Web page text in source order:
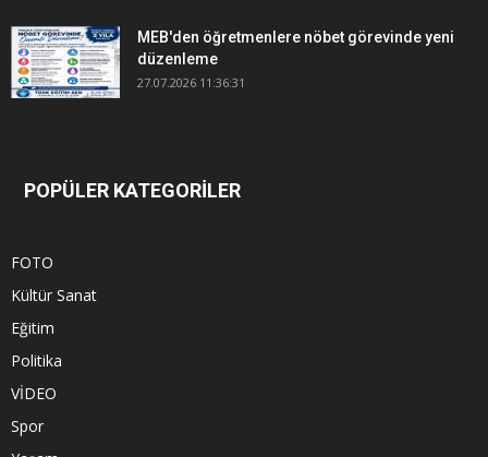
MEB'den öğretmenlere nöbet görevinde yeni
düzenleme
27.07.2026 11:36:31
POPÜLER KATEGORİLER
FOTO
Kültür Sanat
Eğitim
Politika
VİDEO
Spor